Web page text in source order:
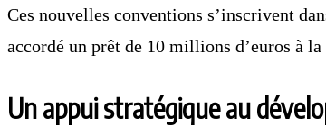
Ces nouvelles conventions s’inscrivent
accordé un prêt de 10 millions d’euros à
Un appui stratégique au